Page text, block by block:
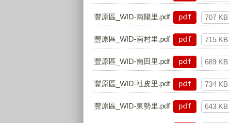
豐原區_WID-南陽里.pdf pdf 707 KB
豐原區_WID-南村里.pdf pdf 715 KB
豐原區_WID-南田里.pdf pdf 689 KB
豐原區_WID-社皮里.pdf pdf 734 KB
豐原區_WID-東勢里.pdf pdf 643 KB